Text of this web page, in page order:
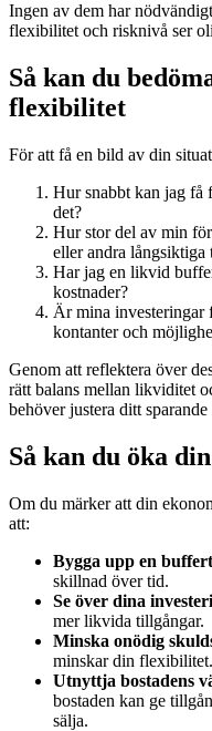
Ingen av dem har
flexibilitet och risknivå ser
Så kan du
flexibilitet
För att få en bild av din
Hur snabbt kan jag få
det?
Hur stor del av min
eller andra långsiktiga
Har jag en likvid
kostnader?
Är mina investeringar
kontanter och
Genom att reflektera över
rätt balans mellan likviditet
behöver justera ditt
Så kan du öka
Om du märker att din
att:
Bygga upp en buffert
skillnad över tid.
Se över dina
mer likvida tillgångar.
Minska onödig
minskar din flexibilitet.
Utnyttja bostadens
bostaden kan ge
sälja.